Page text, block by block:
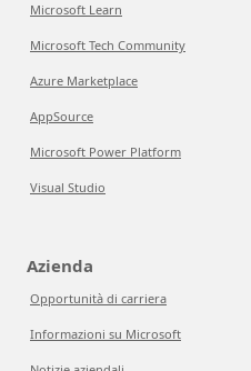
Microsoft Learn
Microsoft Tech Community
Azure Marketplace
AppSource
Microsoft Power Platform
Visual Studio
Azienda
Opportunità di carriera
Informazioni su Microsoft